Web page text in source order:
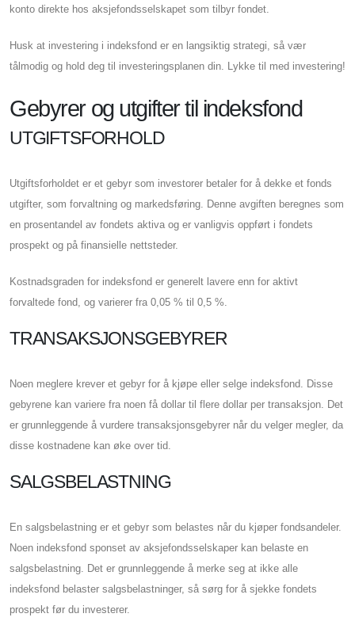
konto direkte hos aksjefondsselskapet som tilbyr fondet.
Husk at investering i indeksfond er en langsiktig strategi, så vær
tålmodig og hold deg til investeringsplanen din. Lykke til med investering!
Gebyrer og utgifter til indeksfond
UTGIFTSFORHOLD
Utgiftsforholdet er et gebyr som investorer betaler for å dekke et fonds
utgifter, som forvaltning og markedsføring. Denne avgiften beregnes som
en prosentandel av fondets aktiva og er vanligvis oppført i fondets
prospekt og på finansielle nettsteder.
Kostnadsgraden for indeksfond er generelt lavere enn for aktivt
forvaltede fond, og varierer fra 0,05 % til 0,5 %.
TRANSAKSJONSGEBYRER
Noen meglere krever et gebyr for å kjøpe eller selge indeksfond. Disse
gebyrene kan variere fra noen få dollar til flere dollar per transaksjon. Det
er grunnleggende å vurdere transaksjonsgebyrer når du velger megler, da
disse kostnadene kan øke over tid.
SALGSBELASTNING
En salgsbelastning er et gebyr som belastes når du kjøper fondsandeler.
Noen indeksfond sponset av aksjefondsselskaper kan belaste en
salgsbelastning. Det er grunnleggende å merke seg at ikke alle
indeksfond belaster salgsbelastninger, så sørg for å sjekke fondets
prospekt før du investerer.